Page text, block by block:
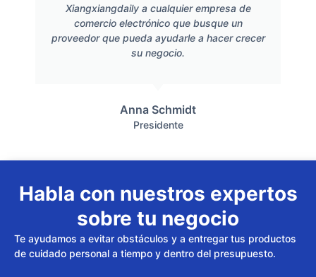
Xiangxiangdaily a cualquier empresa de
comercio electrónico que busque un
proveedor que pueda ayudarle a hacer crecer
su negocio.
Anna Schmidt
Presidente
Habla con nuestros expertos
sobre tu negocio
Te ayudamos a evitar obstáculos y a entregar tus productos
de cuidado personal a tiempo y dentro del presupuesto.